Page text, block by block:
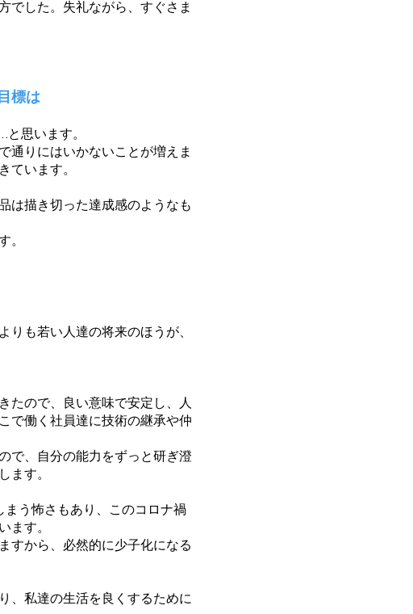
でした。失礼ながら、すぐさま
標は
思います。
通りにはいかないことが増えま
ています。
は描き切った達成感のようなも
。
も若い人達の将来のほうが、
たので、良い意味で安定し、人
で働く社員達に技術の継承や仲
で、自分の能力をずっと研ぎ澄
ます。
う怖さもあり、このコロナ禍
ます。
すから、必然的に少子化になる
、私達の生活を良くするために